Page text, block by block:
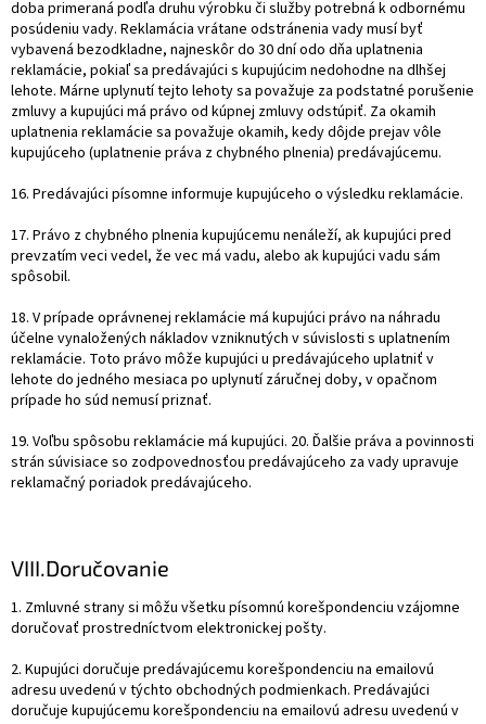
doba primeraná podľa druhu výrobku či služby potrebná k odbornému
posúdeniu vady. Reklamácia vrátane odstránenia vady musí byť
vybavená bezodkladne, najneskôr do 30 dní odo dňa uplatnenia
reklamácie, pokiaľ sa predávajúci s kupujúcim nedohodne na dlhšej
lehote. Márne uplynutí tejto lehoty sa považuje za podstatné porušenie
zmluvy a kupujúci má právo od kúpnej zmluvy odstúpiť. Za okamih
uplatnenia reklamácie sa považuje okamih, kedy dôjde prejav vôle
kupujúceho (uplatnenie práva z chybného plnenia) predávajúcemu.
16. Predávajúci písomne informuje kupujúceho o výsledku reklamácie.
17. Právo z chybného plnenia kupujúcemu nenáleží, ak kupujúci pred
prevzatím veci vedel, že vec má vadu, alebo ak kupujúci vadu sám
spôsobil.
18. V prípade oprávnenej reklamácie má kupujúci právo na náhradu
účelne vynaložených nákladov vzniknutých v súvislosti s uplatnením
reklamácie. Toto právo môže kupujúci u predávajúceho uplatniť v
lehote do jedného mesiaca po uplynutí záručnej doby, v opačnom
prípade ho súd nemusí priznať.
19. Voľbu spôsobu reklamácie má kupujúci. 20. Ďalšie práva a povinnosti
strán súvisiace so zodpovednosťou predávajúceho za vady upravuje
reklamačný poriadok predávajúceho.
VIII.Doručovanie
1. Zmluvné strany si môžu všetku písomnú korešpondenciu vzájomne
doručovať prostredníctvom elektronickej pošty.
2. Kupujúci doručuje predávajúcemu korešpondenciu na emailovú
adresu uvedenú v týchto obchodných podmienkach. Predávajúci
doručuje kupujúcemu korešpondenciu na emailovú adresu uvedenú v